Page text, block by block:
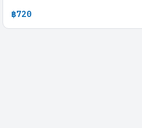
฿720